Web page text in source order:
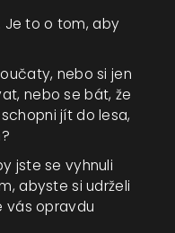
Je to o tom, aby
nebo si jen
nebo se bát, že
jít do lesa,
jste se vyhnuli
abyste si udrželi
vás opravdu